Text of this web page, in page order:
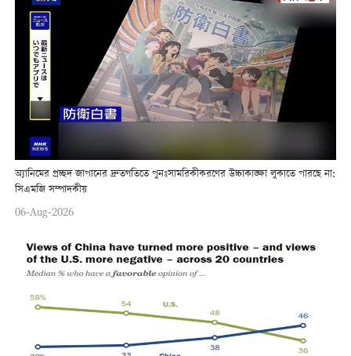
অ্যানিমের প্রচ্ছদ জাপানের দ্রুতগতিতে পুনঃসামরিকীকরণের উচ্চাকাঙ্ক্ষা লুকাতে পারছে না:
সিএমজি সম্পাদকীয়
06-Aug-2026